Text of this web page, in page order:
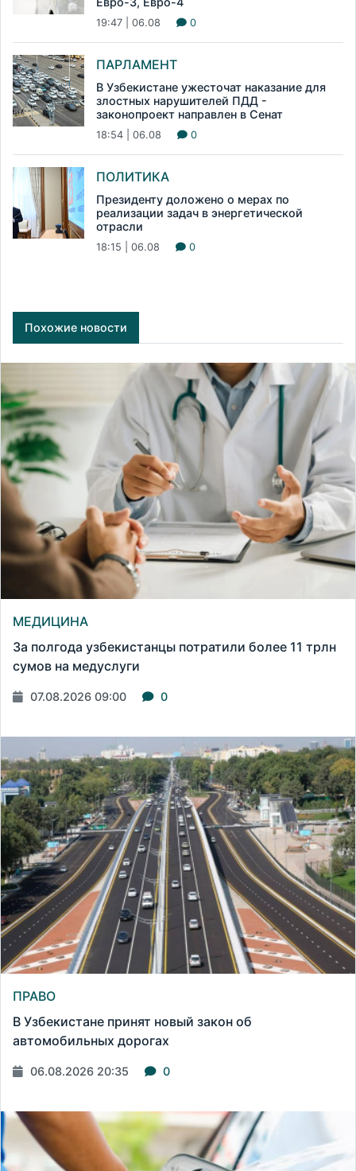
19:47 | 06.08 0
ПАРЛАМЕНТ
В Узбекистане ужесточат наказание для
злостных нарушителей ПДД -
законопроект направлен в Сенат
18:54 | 06.08 0
ПОЛИТИКА
Президенту доложено о мерах по
реализации задач в энергетической
отрасли
18:15 | 06.08 0
Похожие новости
МЕДИЦИНА
За полгода узбекистанцы потратили более 11 трлн
сумов на медуслуги
07.08.2026 09:00 0
ПРАВО
В Узбекистане принят новый закон об
автомобильных дорогах
06.08.2026 20:35 0